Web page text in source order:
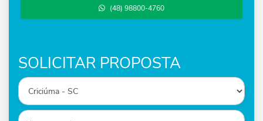
(48) 98800-4760
SOLICITAR PROPOSTA